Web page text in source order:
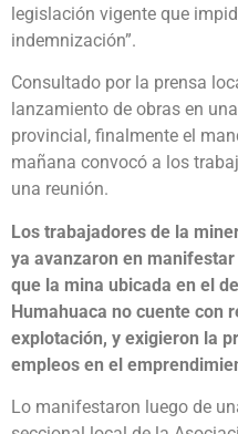
legislación vigente que
indemnización”.
Consultado por la prensa
lanzamiento de obras en
provincial, finalmente el
mañana convocó a los
una reunión.
Los trabajadores de la
ya avanzaron en
que la mina ubicada en el
Humahuaca no cuente con
explotación, y exigieron la
empleos en el
Lo manifestaron luego de